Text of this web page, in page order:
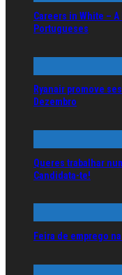
Careers in White –
Portugueses
Ryanair promove
Dezembro
Queres trabalhar
Candidata-te!
Feira de emprego